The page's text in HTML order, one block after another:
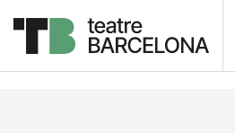
Descripció Fitxa artística